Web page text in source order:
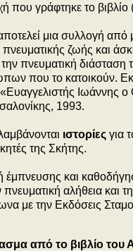
που γράφτηκε το βιβλίο
μια συλλογή από
πνευματικής ζωής και
πνευματική διάσταση
που το κατοικούν.
Ιωάννης ο
1993.
ιστορίες για
της Σκήτης.
έμπνευσης και
πνευματική αλήθεια και
με την Εκδόσεις
από το βιβλίο του